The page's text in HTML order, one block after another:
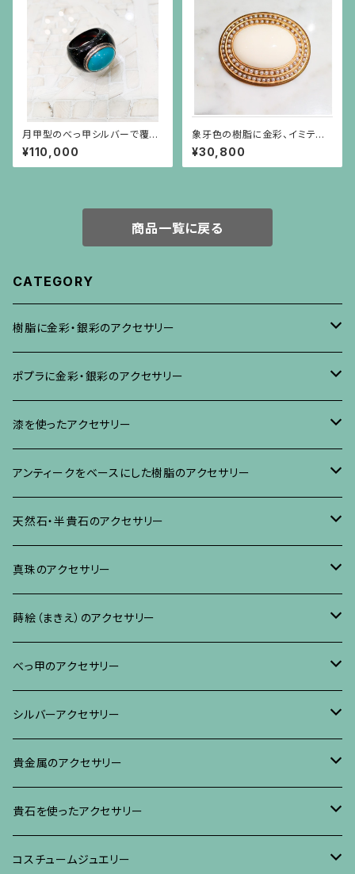
月甲型のべっ甲シルバーで覆輪
したトルコ石のボリュームリング
（15～16号の方用）
¥110,000
象牙色の樹脂に金彩、イミテー
ションパールがグルリと巻いてい
るブローチ
¥30,800
商品一覧に戻る
CATEGORY
樹脂に金彩・銀彩のアクセサリー
ブローチ
イヤリング・ピアス
ネックレス、その他
ポプラに金彩・銀彩のアクセサリー
ブローチ
イヤリング、ピアス
ネックレス、ペンダント
ブレスレット、バングル、その他
漆を使ったアクセサリー
ブローチ
イヤリング・ピアス
ネックレス・ペンダント
リング
ブレスレット・バングル、その他
アンティークをベースにした樹脂のアクセサリー
ブローチ
イヤリング・ピアス
ネックレス、ペンダント
ブレスレット、その他
天然石・半貴石のアクセサリー
ブローチ
イヤリング・ピアス
ネックレス、ペンダント
リング
ブレスレット、その他
真珠のアクセサリー
ブローチ
イヤリング・ピアス
ネックレス、ペンダント
リング
ブレスレット、その他
蒔絵（まきえ）のアクセサリー
べっ甲に蒔絵のアクセサリー
ブローチ
イヤリング・ピアス
真珠に蒔絵のアクセサリー
ブローチ
イヤリング、ピアス
水晶に蒔絵のアクセサリー
ブローチ
イヤリング、ピアス
朴の木やポプラに蒔絵のアクセサリー
ブローチ
その他の蒔絵のアクセサリー
べっ甲のアクセサリー
ブローチ
イヤリング、ピアス
ネックレス、ペンダント
リング
シルバーアクセサリー
ブローチ
イヤリング、ピアス
ネックレス、ペンダント
貴金属のアクセサリー
ブローチ
イヤリング、ピアス
貴石を使ったアクセサリー
ブローチ
コスチュームジュエリー